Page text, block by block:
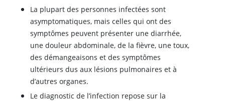
La plupart des personnes infectées sont
asymptomatiques, mais celles qui ont des
symptômes peuvent présenter une diarrhée,
une douleur abdominale, de la fièvre, une toux,
des démangeaisons et des symptômes
ultérieurs dus aux lésions pulmonaires et à
d’autres organes.
Le diagnostic de l’infection repose sur la